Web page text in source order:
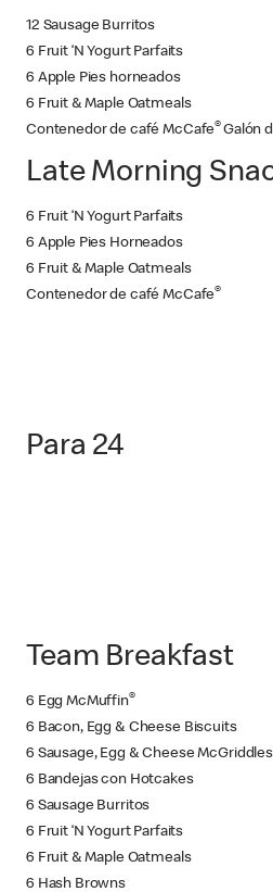
12 Sausage Burritos
6 Fruit ‘N Yogurt Parfaits
6 Apple Pies horneados
6 Fruit & Maple Oatmeals
Contenedor de café McCafe® Galón
Late Morning
6 Fruit ‘N Yogurt Parfaits
6 Apple Pies Horneados
6 Fruit & Maple Oatmeals
Contenedor de café McCafe®
Para 24
Team Breakfast
6 Egg McMuffin®
6 Bacon, Egg & Cheese Biscuits
6 Sausage, Egg & Cheese McGriddles
6 Bandejas con Hotcakes
6 Sausage Burritos
6 Fruit ‘N Yogurt Parfaits
6 Fruit & Maple Oatmeals
6 Hash Browns